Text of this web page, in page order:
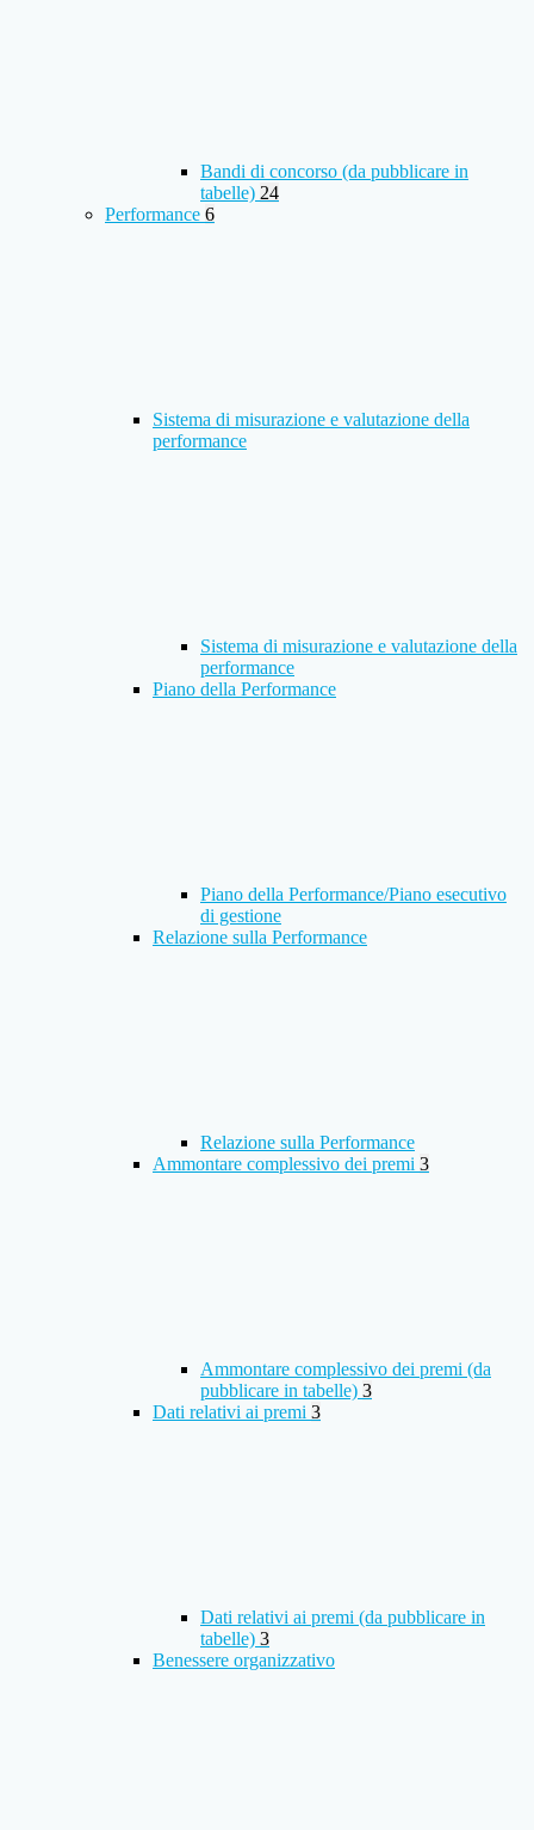
Bandi di concorso (da pubblicare in
tabelle) 24
Performance 6
Sistema di misurazione e valutazione della
performance
Sistema di misurazione e valutazione della
performance
Piano della Performance
Piano della Performance/Piano esecutivo
di gestione
Relazione sulla Performance
Relazione sulla Performance
Ammontare complessivo dei premi 3
Ammontare complessivo dei premi (da
pubblicare in tabelle) 3
Dati relativi ai premi 3
Dati relativi ai premi (da pubblicare in
tabelle) 3
Benessere organizzativo